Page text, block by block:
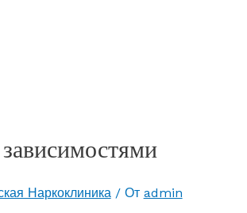
Наркоклиника / От admin